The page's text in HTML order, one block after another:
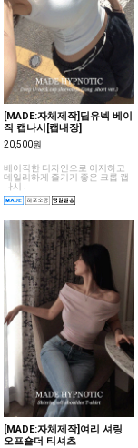
[MADE:자체제작]딥유넥 베이
직 캡나시[캡내장]
20,500원
베이직한 디자인으로 이지하고
데일리하게 즐기기 좋은 크롭 캡
나시 !
[MADE:자체제작]여리 셔링
오프숄더 티셔츠